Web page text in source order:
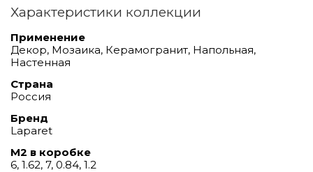
Характеристики коллекции
Применение
Декор, Мозаика, Керамогранит, Напольная,
Настенная
Страна
Россия
Бренд
Laparet
М2 в коробке
6, 1.62, 7, 0.84, 1.2